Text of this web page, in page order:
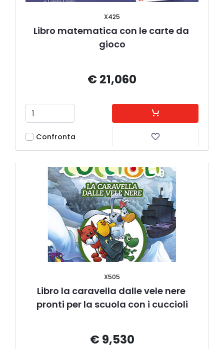
X425
Libro matematica con le carte da
gioco
€ 21,060
Confronta
X505
Libro la caravella dalle vele nere
pronti per la scuola con i cuccioli
€ 9,530